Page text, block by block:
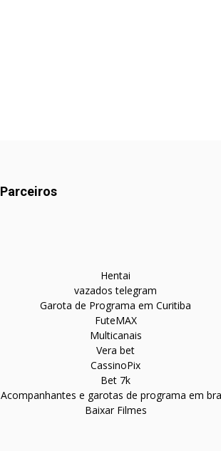
Parceiros
Hentai
vazados telegram
Garota de Programa em Curitiba
FuteMAX
Multicanais
Vera bet
CassinoPix
Bet 7k
Acompanhantes e garotas de programa em
Baixar Filmes